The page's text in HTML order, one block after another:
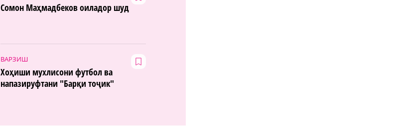
Сомон Маҳмадбеков оиладор шуд
ВАРЗИШ
Хоҳиши мухлисони футбол ва
напазируфтани "Барқи тоҷик"